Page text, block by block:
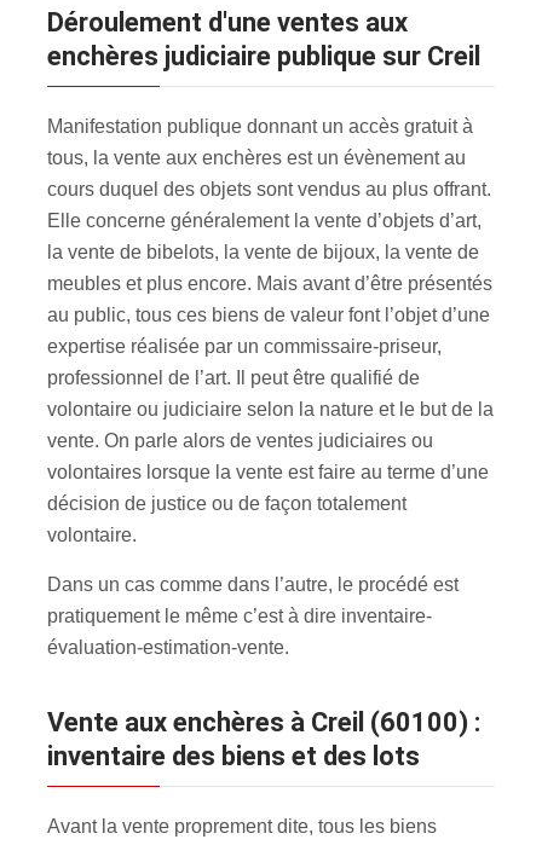
Déroulement d'une ventes aux
enchères judiciaire publique sur Creil
Manifestation publique donnant un accès gratuit à
tous, la vente aux enchères est un évènement au
cours duquel des objets sont vendus au plus offrant.
Elle concerne généralement la vente d’objets d’art,
la vente de bibelots, la vente de bijoux, la vente de
meubles et plus encore. Mais avant d’être présentés
au public, tous ces biens de valeur font l’objet d’une
expertise réalisée par un commissaire-priseur,
professionnel de l’art. Il peut être qualifié de
volontaire ou judiciaire selon la nature et le but de la
vente. On parle alors de ventes judiciaires ou
volontaires lorsque la vente est faire au terme d’une
décision de justice ou de façon totalement
volontaire.
Dans un cas comme dans l’autre, le procédé est
pratiquement le même c’est à dire inventaire-
évaluation-estimation-vente.
Vente aux enchères à Creil (60100) :
inventaire des biens et des lots
Avant la vente proprement dite, tous les biens